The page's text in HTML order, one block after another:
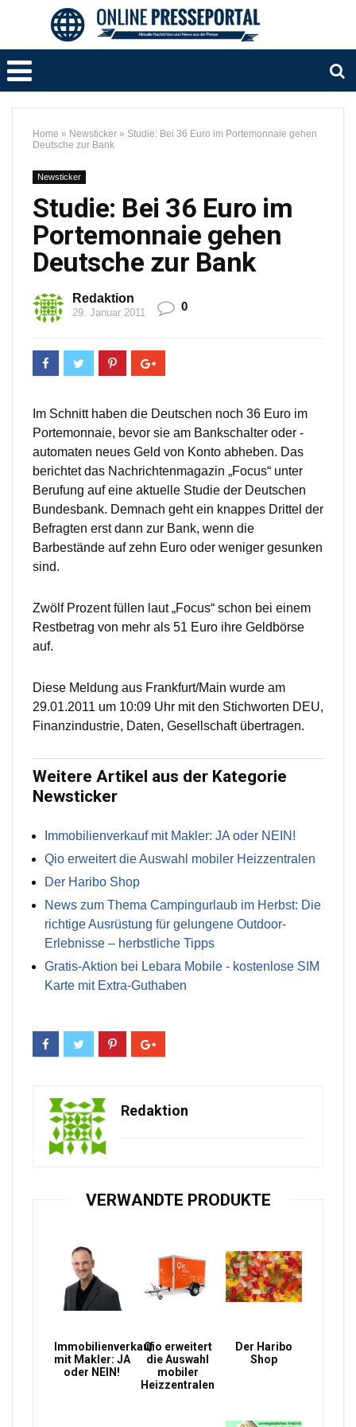
Home » Newsticker » Studie: Bei 36 Euro im Portemonnaie gehen
Deutsche zur Bank
Newsticker
Studie: Bei 36 Euro im
Portemonnaie gehen
Deutsche zur Bank
Redaktion
29. Januar 2011 0
Im Schnitt haben die Deutschen noch 36 Euro im
Portemonnaie, bevor sie am Bankschalter oder -
automaten neues Geld von Konto abheben. Das
berichtet das Nachrichtenmagazin „Focus“ unter
Berufung auf eine aktuelle Studie der Deutschen
Bundesbank. Demnach geht ein knappes Drittel der
Befragten erst dann zur Bank, wenn die
Barbestände auf zehn Euro oder weniger gesunken
sind.
Zwölf Prozent füllen laut „Focus“ schon bei einem
Restbetrag von mehr als 51 Euro ihre Geldbörse
auf.
Diese Meldung aus Frankfurt/Main wurde am
29.01.2011 um 10:09 Uhr mit den Stichworten DEU,
Finanzindustrie, Daten, Gesellschaft übertragen.
Weitere Artikel aus der Kategorie
Newsticker
Immobilienverkauf mit Makler: JA oder NEIN!
Qio erweitert die Auswahl mobiler Heizzentralen
Der Haribo Shop
News zum Thema Campingurlaub im Herbst: Die
richtige Ausrüstung für gelungene Outdoor-
Erlebnisse – herbstliche Tipps
Gratis-Aktion bei Lebara Mobile - kostenlose SIM
Karte mit Extra-Guthaben
Redaktion
VERWANDTE PRODUKTE
Immobilienverkauf
mit Makler: JA
oder NEIN!
Qio erweitert
die Auswahl
mobiler
Heizzentralen
Der Haribo
Shop